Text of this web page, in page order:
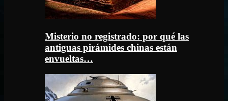
Misterio no registrado: por qué las
antiguas pirámides chinas están
envueltas…